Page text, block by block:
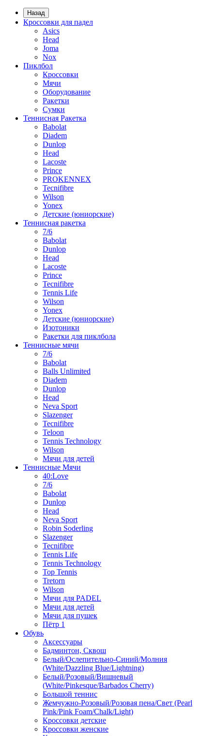
Назад
Кроссовки для падел
Asics
Head
Joma
Nox
Пиклбол
Кроссовки
Мячи
Оборудование
Ракетки
Сумки
Теннисная Ракетка
Babolat
Diadem
Dunlop
Head
Lacoste
Prince
PROKENNEX
Tecnifibre
Wilson
Yonex
Детские (юниорские)
Теннисная ракетка
7/6
Babolat
Dunlop
Head
Lacoste
Prince
Tecnifibre
Tennis Life
Wilson
Yonex
Детские (юниорские)
Изотоники
Ракетки для пиклбола
Теннисные мячи
7/6
Babolat
Balls Unlimited
Diadem
Dunlop
Head
Neva Sport
Slazenger
Tecnifibre
Teloon
Tennis Technology
Wilson
Мячи для детей
Теннисные Мячи
40:Love
7/6
Babolat
Dunlop
Head
Neva Sport
Robin Soderling
Slazenger
Tecnifibre
Tennis Life
Tennis Technology
Top Tennis
Tretorn
Wilson
Мячи для PADEL
Мячи для детей
Мячи для пушек
Пётр 1
Обувь
Аксессуары
Бадминтон, Сквош
Белый/Ослепительно-Синий/Молния
(White/Dazzling Blue/Lightning)
Белый/Розовый/Вишневый
(White/Pinkesque/Barbados Cherry)
Большой теннис
Жемчужно-Розовый/Розовая пена/Свет (Pearl
Pink/Pink Foam/Chalk/Light)
Кроссовки детские
Кроссовки женские